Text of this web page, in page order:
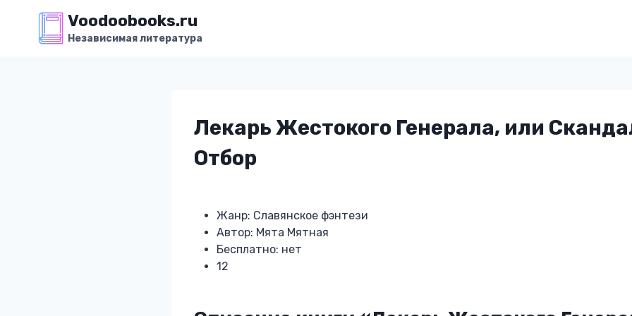
содержимому
Voodoobooks.ru
Независимая литература
Лекарь Жестокого Генерала, или
Отбор
Жанр: Славянское фэнтези
Автор: Мята Мятная
Бесплатно: нет
12